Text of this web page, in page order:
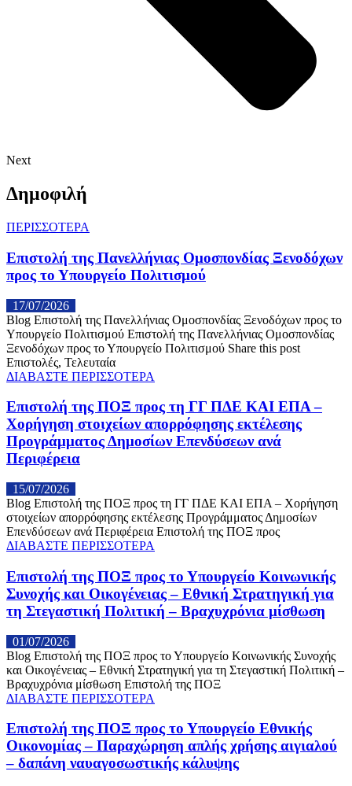
Next
Δημοφιλή
ΠΕΡΙΣΣΟΤΕΡΑ
Επιστολή της Πανελλήνιας Ομοσπονδίας Ξενοδόχων
προς το Υπουργείο Πολιτισμού
17/07/2026
Blog Επιστολή της Πανελλήνιας Ομοσπονδίας Ξενοδόχων προς το
Υπουργείο Πολιτισμού Επιστολή της Πανελλήνιας Ομοσπονδίας
Ξενοδόχων προς το Υπουργείο Πολιτισμού Share this post
Επιστολές, Τελευταία
ΔΙΑΒΑΣΤΕ ΠΕΡΙΣΣΟΤΕΡΑ
Επιστολή της ΠΟΞ προς τη ΓΓ ΠΔΕ ΚΑΙ ΕΠΑ –
Χορήγηση στοιχείων απορρόφησης εκτέλεσης
Προγράμματος Δημοσίων Επενδύσεων ανά
Περιφέρεια
15/07/2026
Blog Επιστολή της ΠΟΞ προς τη ΓΓ ΠΔΕ ΚΑΙ ΕΠΑ – Χορήγηση
στοιχείων απορρόφησης εκτέλεσης Προγράμματος Δημοσίων
Επενδύσεων ανά Περιφέρεια Επιστολή της ΠΟΞ προς
ΔΙΑΒΑΣΤΕ ΠΕΡΙΣΣΟΤΕΡΑ
Επιστολή της ΠΟΞ προς το Υπουργείο Κοινωνικής
Συνοχής και Οικογένειας – Εθνική Στρατηγική για
τη Στεγαστική Πολιτική – Βραχυχρόνια μίσθωση
01/07/2026
Blog Επιστολή της ΠΟΞ προς το Υπουργείο Κοινωνικής Συνοχής
και Οικογένειας – Εθνική Στρατηγική για τη Στεγαστική Πολιτική –
Βραχυχρόνια μίσθωση Επιστολή της ΠΟΞ
ΔΙΑΒΑΣΤΕ ΠΕΡΙΣΣΟΤΕΡΑ
Επιστολή της ΠΟΞ προς το Υπουργείο Εθνικής
Οικονομίας – Παραχώρηση απλής χρήσης αιγιαλού
– δαπάνη ναυαγοσωστικής κάλυψης